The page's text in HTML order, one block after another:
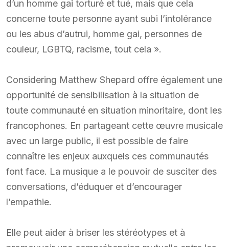
d’un homme gai torturé et tué, mais que cela
concerne toute personne ayant subi l’intolérance
ou les abus d’autrui, homme gai, personnes de
couleur, LGBTQ, racisme, tout cela ».
Considering Matthew Shepard offre également une
opportunité de sensibilisation à la situation de
toute communauté en situation minoritaire, dont les
francophones. En partageant cette œuvre musicale
avec un large public, il est possible de faire
connaître les enjeux auxquels ces communautés
font face. La musique a le pouvoir de susciter des
conversations, d’éduquer et d’encourager
l’empathie.
Elle peut aider à briser les stéréotypes et à